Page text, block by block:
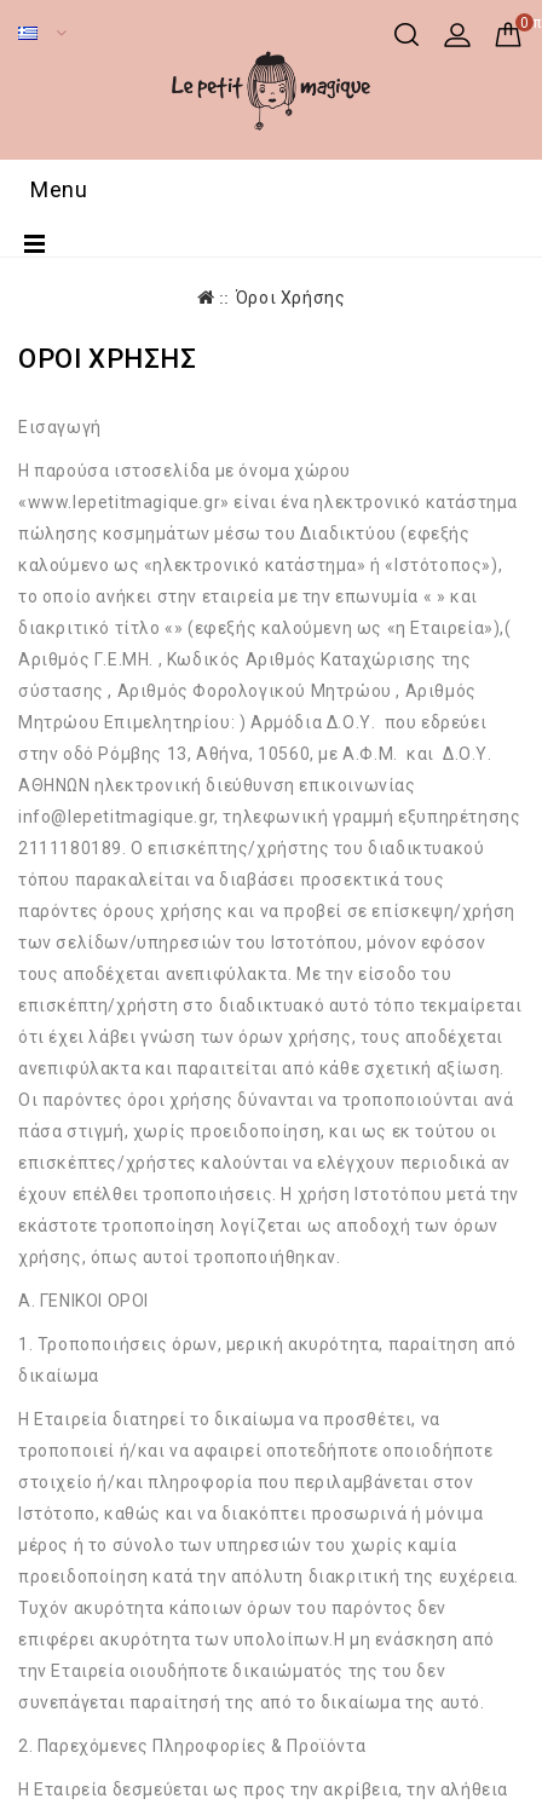
0
Menu
Όροι Χρήσης
ΌΡΟΙ ΧΡΉΣΗΣ
Εισαγωγή
Η παρούσα ιστοσελίδα με όνομα χώρου
«www.lepetitmagique.gr» είναι ένα ηλεκτρονικό κατάστημα
πώλησης κοσμημάτων μέσω του Διαδικτύου (εφεξής
καλούμενο ως «ηλεκτρονικό κατάστημα» ή «Ιστότοπος»),
το οποίο ανήκει στην εταιρεία με την επωνυμία « » και
διακριτικό τίτλο «» (εφεξής καλούμενη ως «η Εταιρεία»),(
Αριθμός Γ.Ε.ΜΗ. , Κωδικός Αριθμός Καταχώρισης της
σύστασης , Αριθμός Φορολογικού Μητρώου , Αριθμός
Μητρώου Επιμελητηρίου: ) Αρμόδια Δ.Ο.Υ. που εδρεύει
στην οδό Ρόμβης 13, Αθήνα, 10560, με Α.Φ.Μ. και Δ.Ο.Υ.
ΑΘΗΝΩΝ ηλεκτρονική διεύθυνση επικοινωνίας
info@lepetitmagique.gr, τηλεφωνική γραμμή εξυπηρέτησης
2111180189. Ο επισκέπτης/χρήστης του διαδικτυακού
τόπου παρακαλείται να διαβάσει προσεκτικά τους
παρόντες όρους χρήσης και να προβεί σε επίσκεψη/χρήση
των σελίδων/υπηρεσιών του Ιστοτόπου, μόνον εφόσον
τους αποδέχεται ανεπιφύλακτα. Με την είσοδο του
επισκέπτη/χρήστη στο διαδικτυακό αυτό τόπο τεκμαίρεται
ότι έχει λάβει γνώση των όρων χρήσης, τους αποδέχεται
ανεπιφύλακτα και παραιτείται από κάθε σχετική αξίωση.
Οι παρόντες όροι χρήσης δύνανται να τροποποιούνται ανά
πάσα στιγμή, χωρίς προειδοποίηση, και ως εκ τούτου οι
επισκέπτες/χρήστες καλούνται να ελέγχουν περιοδικά αν
έχουν επέλθει τροποποιήσεις. Η χρήση Ιστοτόπου μετά την
εκάστοτε τροποποίηση λογίζεται ως αποδοχή των όρων
χρήσης, όπως αυτοί τροποποιήθηκαν.
Α. ΓΕΝΙΚΟΙ ΟΡΟΙ
1. Τροποποιήσεις όρων, μερική ακυρότητα, παραίτηση από
δικαίωμα
Η Εταιρεία διατηρεί το δικαίωμα να προσθέτει, να
τροποποιεί ή/και να αφαιρεί οποτεδήποτε οποιοδήποτε
στοιχείο ή/και πληροφορία που περιλαμβάνεται στον
Ιστότοπο, καθώς και να διακόπτει προσωρινά ή μόνιμα
μέρος ή το σύνολο των υπηρεσιών του χωρίς καμία
προειδοποίηση κατά την απόλυτη διακριτική της ευχέρεια.
Τυχόν ακυρότητα κάποιων όρων του παρόντος δεν
επιφέρει ακυρότητα των υπολοίπων.Η μη ενάσκηση από
την Εταιρεία οιουδήποτε δικαιώματός της του δεν
συνεπάγεται παραίτησή της από το δικαίωμα της αυτό.
2. Παρεχόμενες Πληροφορίες & Προϊόντα
H Εταιρεία δεσμεύεται ως προς την ακρίβεια, την αλήθεια